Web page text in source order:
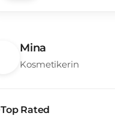
Mina
Kosmetikerin
Top Rated